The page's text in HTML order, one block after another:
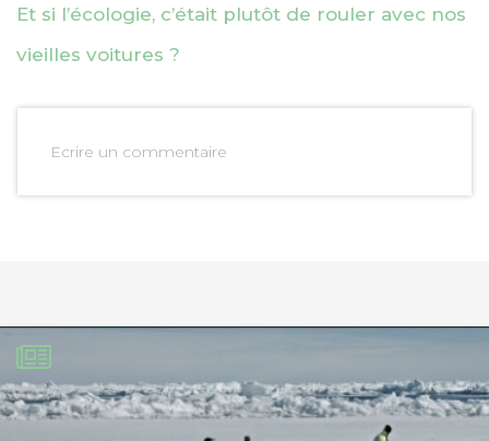
Et si l’écologie, c’était plutôt de rouler avec nos
vieilles voitures ?
Ecrire un commentaire